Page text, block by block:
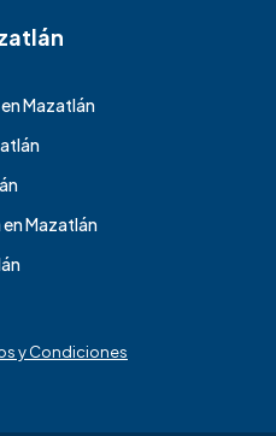
Mazatlán
Mazatlán
y Condiciones